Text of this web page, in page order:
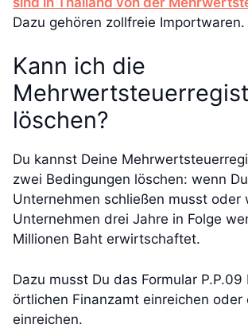
Dazu gehören zollfreie Importwaren.
Kann ich die
löschen?
Du kannst Deine
zwei Bedingungen löschen: wenn
Unternehmen schließen musst oder
Unternehmen drei Jahre in Folge
Millionen Baht erwirtschaftet.
Dazu musst Du das Formular P.P.09
örtlichen Finanzamt einreichen oder
einreichen.